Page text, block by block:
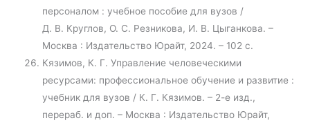
персоналом : учебное пособие для вузов /
Д. В. Круглов, О. С. Резникова, И. В. Цыганкова. –
Москва : Издательство Юрайт, 2024. – 102 с.
Кязимов, К. Г. Управление человеческими
ресурсами: профессиональное обучение и развитие :
учебник для вузов / К. Г. Кязимов. – 2-е изд.,
перераб. и доп. – Москва : Издательство Юрайт,